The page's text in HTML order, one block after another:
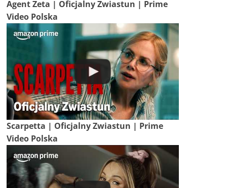
Agent Zeta | Oficjalny Zwiastun | Prime
Video Polska
Scarpetta | Oficjalny Zwiastun | Prime
Video Polska